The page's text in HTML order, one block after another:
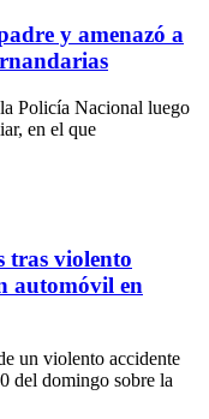
y amenazó a
Policía Nacional luego
en el que
tras violento
automóvil en
un violento accidente
del domingo sobre la